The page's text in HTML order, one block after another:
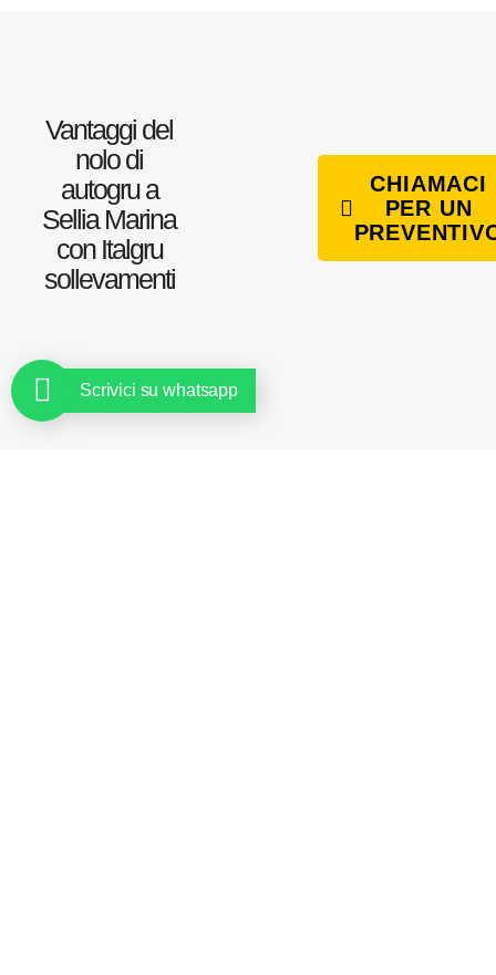
Vantaggi del
nolo di
autogru a
Sellia Marina
con Italgru
sollevamenti
CHIAMACI
PER UN
Scrivici su whatsapp